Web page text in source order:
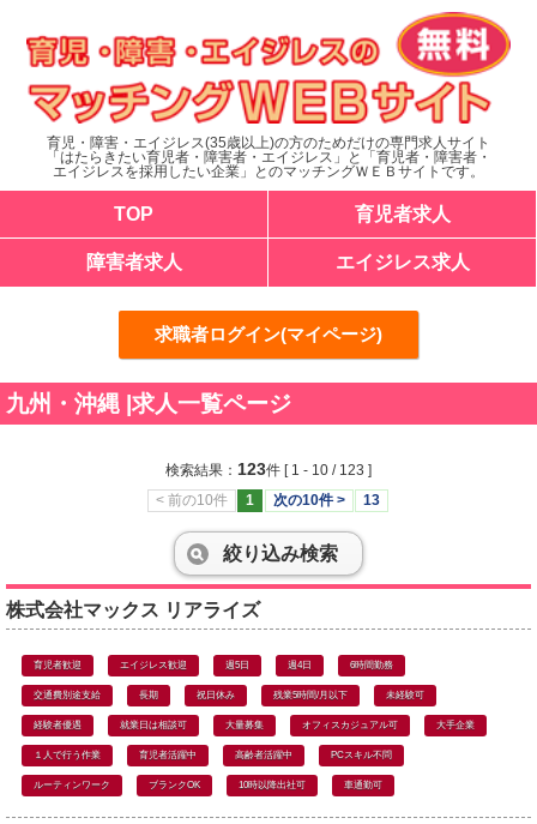
育児・障害・エイジレス(35歳以上)の方のためだけの専門求人サイト
「はたらきたい育児者・障害者・エイジレス」と「育児者・障害者・
エイジレスを採用したい企業」とのマッチングＷＥＢサイトです。
TOP 育児者求人
障害者求人 エイジレス求人
求職者ログイン(マイページ)
九州・沖縄 |求人一覧ページ
検索結果： 123件 [ 1 - 10 / 123 ]
< 前の10件
1 次の10件 > 13
絞り込み検索
株式会社マックス リアライズ
育児者歓迎 エイジレス歓迎 週5日 週4日 6時間勤務
交通費別途支給 長期 祝日休み 残業5時間/月以下 未経験可
経験者優遇 就業日は相談可 大量募集 オフィスカジュアル可 大手企業
１人で行う作業 育児者活躍中 高齢者活躍中 PCスキル不問
ルーティンワーク ブランクOK 10時以降出社可 車通勤可